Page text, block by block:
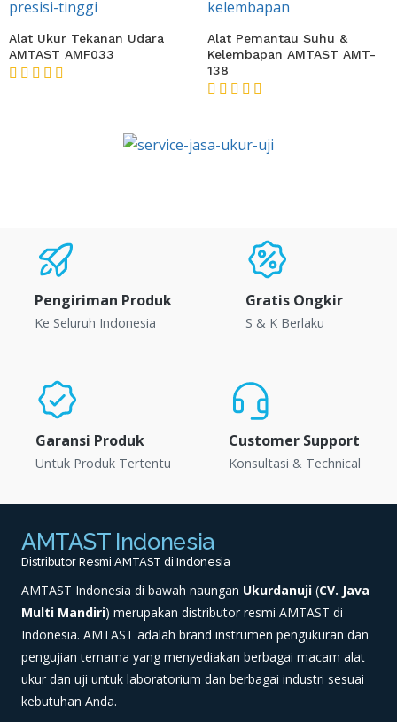
Alat Ukur Tekanan Udara
AMTAST AMF033
Alat Pemantau Suhu &
Kelembapan AMTAST AMT-
138
Pengiriman Produk
Ke Seluruh Indonesia
Gratis Ongkir
S & K Berlaku
Garansi Produk
Untuk Produk Tertentu
Customer Support
Konsultasi & Technical
AMTAST Indonesia
Distributor Resmi AMTAST di Indonesia
AMTAST Indonesia di bawah naungan Ukurdanuji (CV. Java
Multi Mandiri) merupakan distributor resmi AMTAST di
Indonesia. AMTAST adalah brand instrumen pengukuran dan
pengujian ternama yang menyediakan berbagai macam alat
ukur dan uji untuk laboratorium dan berbagai industri sesuai
kebutuhan Anda.